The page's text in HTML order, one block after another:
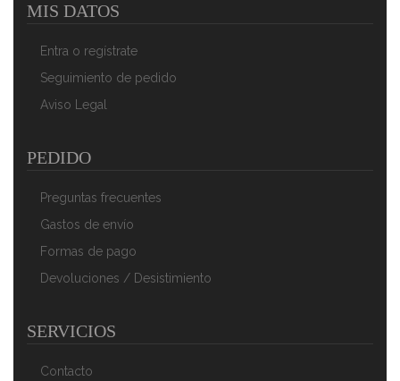
MIS DATOS
Entra o regístrate
Seguimiento de pedido
Aviso Legal
PEDIDO
Preguntas frecuentes
Gastos de envío
Formas de pago
Devoluciones / Desistimiento
SERVICIOS
Contacto